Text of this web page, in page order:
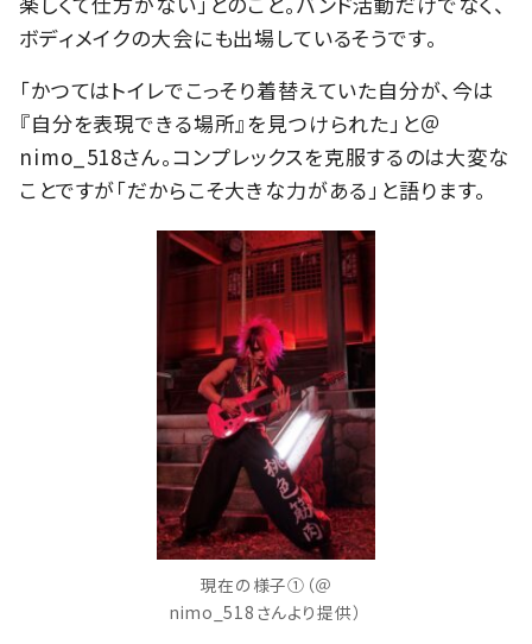
ボディメイクの大会にも出場しているそうです。
「かつてはトイレでこっそり着替えていた自分が、今は
『自分を表現できる場所』を見つけられた」と＠
nimo_518さん。コンプレックスを克服するのは大変な
ことですが「だからこそ大きな力がある」と語ります。
現在の様子①（＠
nimo_518さんより提供）